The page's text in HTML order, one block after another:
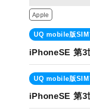
Apple
UQ mobile版SIM
iPhoneSE 第3
UQ mobile版SIM
iPhoneSE 第3